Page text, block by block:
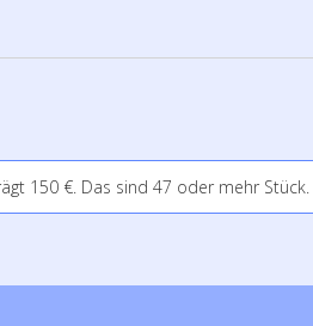
150 €. Das sind 47 oder mehr Stück.